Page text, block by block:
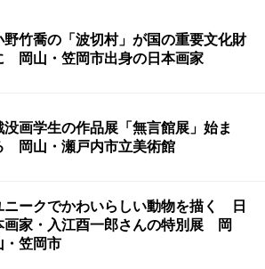
野竹喬の「波切村」が国の重要文化財
岡山・笠岡市出身の日本画家
没画学生の作品展「無言館展」始ま
岡山・瀬戸内市立美術館
ニークでかわいらしい動物を描く 日
画家・入江酉一郎さんの特別展 岡
・笠岡市